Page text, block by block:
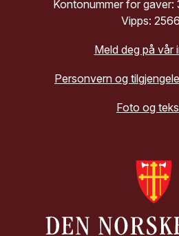
Kontonummer for
Vipps:
Meld deg på vår
Personvern og
Foto og